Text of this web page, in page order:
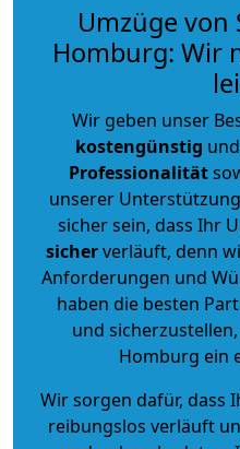
Umzüge von
Homburg: Wir
Wir geben unser
kostengünstig
Professionalität
unserer
sicher sein, dass Ihr
sicherverläuft, denn
Anforderungen und
haben die besten
und
Homburg ein
Wir sorgen dafür, dass
reibungslos verläuft